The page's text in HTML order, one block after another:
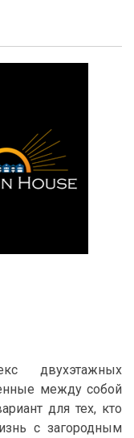
двухэтажных
между собой
для тех, кто
с загородным